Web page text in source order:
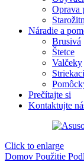
Oprava
Náradie a
Brusivá
Štetce
Valčeky
Prečítajte si
Kontaktujte
Click to enlarge
Domov Použitie